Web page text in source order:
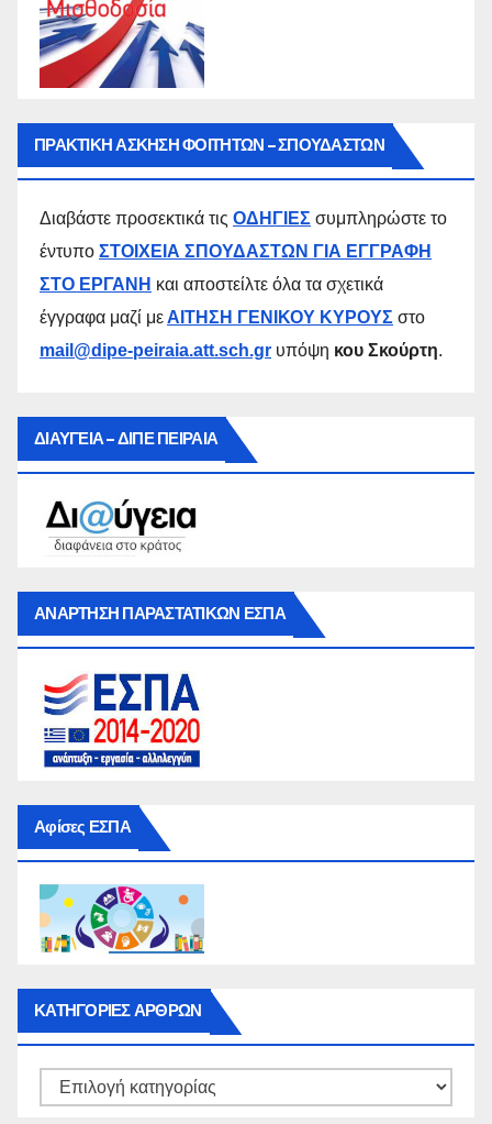
ΠΡΑΚΤΙΚΗ ΑΣΚΗΣΗ ΦΟΙΤΗΤΩΝ – ΣΠΟΥΔΑΣΤΩΝ
Διαβάστε προσεκτικά τις ΟΔΗΓΙΕΣ συμπληρώστε το
έντυπο ΣΤΟΙΧΕΙΑ ΣΠΟΥΔΑΣΤΩΝ ΓΙΑ ΕΓΓΡΑΦΗ
ΣΤΟ ΕΡΓΑΝΗ και αποστείλτε όλα τα σχετικά
έγγραφα μαζί μεΑΙΤΗΣΗ ΓΕΝΙΚΟΥ ΚΥΡΟΥΣ στο
mail@dipe-peiraia.att.sch.gr υπόψη κου Σκούρτη.
ΔΙΑΥΓΕΙΑ – ΔΙΠΕ ΠΕΙΡΑΙΑ
ΑΝΑΡΤΗΣΗ ΠΑΡΑΣΤΑΤΙΚΩΝ ΕΣΠΑ
Αφίσες ΕΣΠΑ
ΚΑΤΗΓΟΡΙΕΣ ΑΡΘΡΩΝ
ΚΑΤΗΓΟΡΙΕΣ